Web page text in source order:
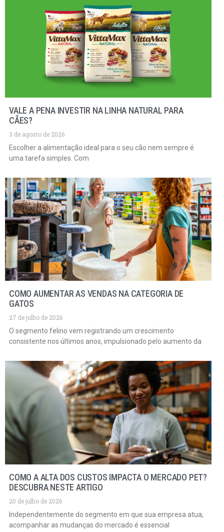
VALE A PENA INVESTIR NA LINHA NATURAL PARA
CÃES?
3 de agosto de 2026
Escolher a alimentação ideal para o seu cão nem sempre é
uma tarefa simples. Com
COMO AUMENTAR AS VENDAS NA CATEGORIA DE
GATOS
27 de julho de 2026
O segmento felino vem registrando um crescimento
consistente nos últimos anos, impulsionado pelo aumento da
COMO A ALTA DOS CUSTOS IMPACTA O MERCADO PET?
DESCUBRA NESTE ARTIGO
20 de julho de 2026
Independentemente do segmento em que sua empresa atua,
acompanhar as mudanças do mercado é essencial